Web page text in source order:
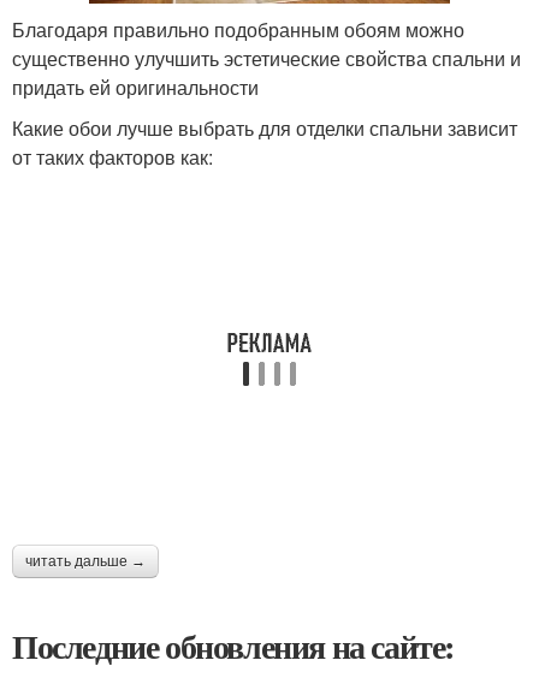
Благодаря правильно подобранным обоям можно
существенно улучшить эстетические свойства спальни и
придать ей оригинальности
Какие обои лучше выбрать для отделки спальни зависит
от таких факторов как:
читать дальше →
Последние обновления на сайте: